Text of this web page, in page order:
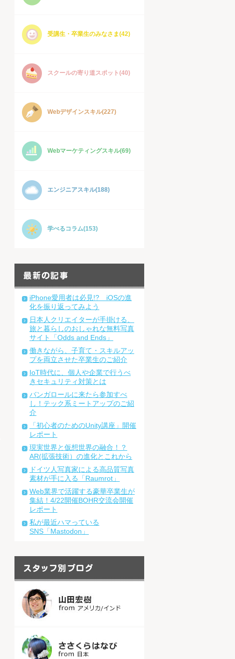
受講生・卒業生のみなさま(42)
スクールの寄り道スポット(40)
Webデザインスキル(227)
Webマーケティングスキル(69)
エンジニアスキル(188)
学べるコラム(153)
iPhone愛用者は必見!? iOSの進
化を振り返ってみよう
日本人クリエイターが手掛ける、
旅と暮らしのおしゃれな無料写真
サイト「Odds and Ends」
働きながら、子育て・スキルアッ
プを両立させた卒業生のご紹介
IoT時代に、個人や企業で行うべ
きセキュリティ対策とは
バンガロールに来たら参加すべ
し！テック系ミートアップのご紹
介
「初心者のためのUnity講座」開催
レポート
現実世界と仮想世界の融合！？
AR(拡張技術）の進化とこれから
ドイツ人写真家による高品質写真
素材が手に入る「Raumrot」
Web業界で活躍する豪華卒業生が
集結！4/22開催BOHR交流会開催
レポート
私が最近ハマっている
SNS「Mastodon」